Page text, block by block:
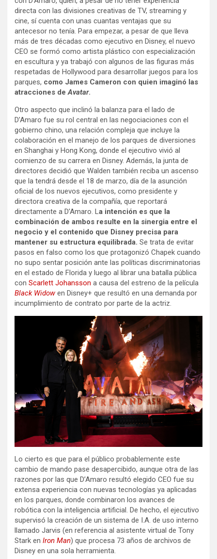
directa con las divisiones creativas de TV, streaming y
cine, sí cuenta con unas cuantas ventajas que su
antecesor no tenía. Para empezar, a pesar de que lleva
más de tres décadas como ejecutivo en Disney, el nuevo
CEO se formó como artista plástico con especialización
en escultura y ya trabajó con algunos de las figuras más
respetadas de Hollywood para desarrollar juegos para los
parques, como James Cameron con quien imaginó las
atracciones deAvatar.
Otro aspecto que inclinó la balanza para el lado de
D’Amaro fue su rol central en las negociaciones con el
gobierno chino, una relación compleja que incluye la
colaboración en el manejo de los parques de diversiones
en Shanghai y Hong Kong, donde el ejecutivo vivió al
comienzo de su carrera en Disney. Además, la junta de
directores decidió que Walden también reciba un ascenso
que la tendrá desde el 18 de marzo, día de la asunción
oficial de los nuevos ejecutivos, como presidente y
directora creativa de la compañía, que reportará
directamente a D’Amaro. La intención es que la
combinación de ambos resulte en la sinergia entre el
negocio y el contenido que Disney precisa para
mantener su estructura equilibrada. Se trata de evitar
pasos en falso como los que protagonizó Chapek cuando
no supo sentar posición ante las políticas discriminatorias
en el estado de Florida y luego al librar una batalla pública
con Scarlett Johansson a causa del estreno de la película
Black Widow en Disney+ que resultó en una demanda por
incumplimiento de contrato por parte de la actriz.
Lo cierto es que para el público probablemente este
cambio de mando pase desapercibido, aunque otra de las
razones por las que D’Amaro resultó elegido CEO fue su
extensa experiencia con nuevas tecnologías ya aplicadas
en los parques, donde combinaron los avances de
robótica con la inteligencia artificial. De hecho, el ejecutivo
supervisó la creación de un sistema de I.A. de uso interno
llamado Jarvis (en referencia al asistente virtual de Tony
Stark en Iron Man) que procesa 73 años de archivos de
Disney en una sola herramienta.